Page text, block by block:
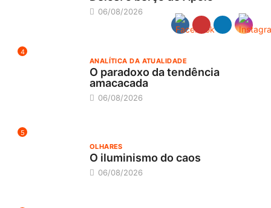
06/08/2026
4
ANALÍTICA DA ATUALIDADE
O paradoxo da tendência
amacacada
06/08/2026
5
OLHARES
O iluminismo do caos
06/08/2026